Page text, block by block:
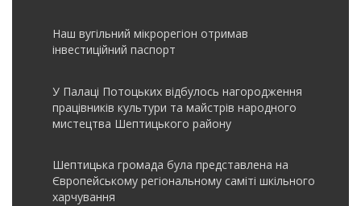
Наш вугільний мікрорегіон отримав
інвеcтиційний паспорт
У Палаці Потоцьких відбулось нагородження
працівників культури та майстрів народного
мистецтва Шептицького району
Шептицька громада була представлена на
Європейському регіональному саміті шкільного
харчування